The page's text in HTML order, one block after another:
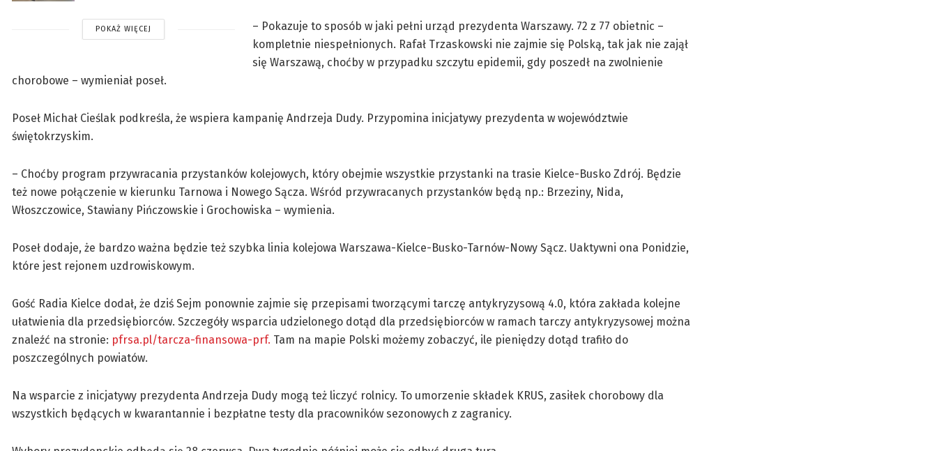
POKAŻ WIĘCEJ
– Pokazuje to sposób w jaki pełni urząd prezydenta Warszawy. 72 z 77 obietnic –
kompletnie niespełnionych. Rafał Trzaskowski nie zajmie się Polską, tak jak nie zajął
się Warszawą, choćby w przypadku szczytu epidemii, gdy poszedł na zwolnienie
chorobowe – wymieniał poseł.
Poseł Michał Cieślak podkreśla, że wspiera kampanię Andrzeja Dudy. Przypomina inicjatywy prezydenta w województwie
świętokrzyskim.
– Choćby program przywracania przystanków kolejowych, który obejmie wszystkie przystanki na trasie Kielce-Busko Zdrój. Będzie
też nowe połączenie w kierunku Tarnowa i Nowego Sącza. Wśród przywracanych przystanków będą np.: Brzeziny, Nida,
Włoszczowice, Stawiany Pińczowskie i Grochowiska – wymienia.
Poseł dodaje, że bardzo ważna będzie też szybka linia kolejowa Warszawa-Kielce-Busko-Tarnów-Nowy Sącz. Uaktywni ona Ponidzie,
które jest rejonem uzdrowiskowym.
Gość Radia Kielce dodał, że dziś Sejm ponownie zajmie się przepisami tworzącymi tarczę antykryzysową 4.0, która zakłada kolejne
ułatwienia dla przedsiębiorców. Szczegóły wsparcia udzielonego dotąd dla przedsiębiorców w ramach tarczy antykryzysowej można
znaleźć na stronie: pfrsa.pl/tarcza-finansowa-prf. Tam na mapie Polski możemy zobaczyć, ile pieniędzy dotąd trafiło do
poszczególnych powiatów.
Na wsparcie z inicjatywy prezydenta Andrzeja Dudy mogą też liczyć rolnicy. To umorzenie składek KRUS, zasiłek chorobowy dla
wszystkich będących w kwarantannie i bezpłatne testy dla pracowników sezonowych z zagranicy.